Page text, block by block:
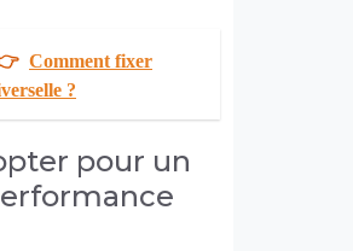
Comment fixer
?
pour un